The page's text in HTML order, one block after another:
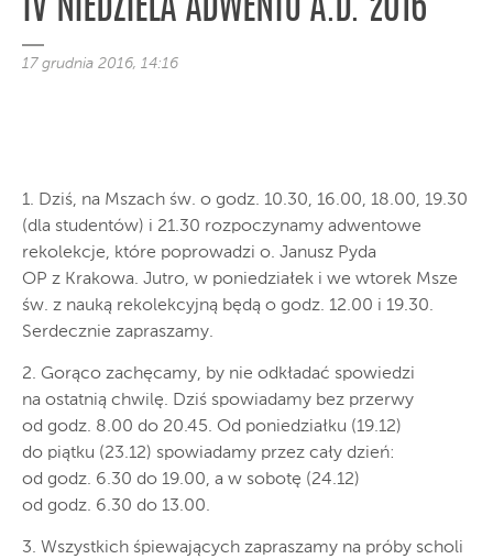
IV NIEDZIELA ADWENTU A.D. 2016
17 grudnia 2016, 14:16
1. Dziś, na Mszach św. o godz. 10.30, 16.00, 18.00, 19.30
(dla studentów) i 21.30 rozpoczynamy adwentowe
rekolekcje, które poprowadzi o. Janusz Pyda
OP z Krakowa. Jutro, w poniedziałek i we wtorek Msze
św. z nauką rekolekcyjną będą o godz. 12.00 i 19.30.
Serdecznie zapraszamy.
2. Gorąco zachęcamy, by nie odkładać spowiedzi
na ostatnią chwilę. Dziś spowiadamy bez przerwy
od godz. 8.00 do 20.45. Od poniedziałku (19.12)
do piątku (23.12) spowiadamy przez cały dzień:
od godz. 6.30 do 19.00, a w sobotę (24.12)
od godz. 6.30 do 13.00.
3. Wszystkich śpiewających zapraszamy na próby scholi